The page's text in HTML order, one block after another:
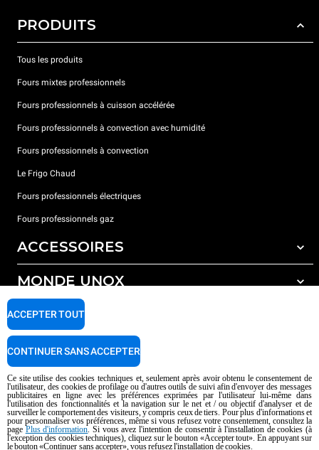
PRODUITS
Tous les produits
Fours mixtes professionnels
Fours professionnels à cuisson accélérée
Fours professionnels à convection avec humidité
Fours professionnels à convection
Le Frigo Chaud
Fours professionnels électriques
Fours professionnels gaz
ACCESSOIRES
Tous les accessoires
Détergents pour lavage automatique
Détergents pour lavage manuel
Traitement de l'eau avec filtres à résine
MONDE UNOX
Nos bureaux dans le monde
SUPPORT
Garantie Unox
Trouver les Centres SAV
Droits d'auteurt 2026 UNOX SpA Tous droits réservés. Reg.Papova n °
04230750285 - REA Padova 372835 - Cap. 5.000.000 € iv - P.IVA / CF
04230750285 - IT WEEE Reg. No. IT08020000000377
AI Content Disclaimer Privacy policy Cookie policy
Ce site utilise des cookies techniques et, seulement après avoir obtenu le consentement de
l'utilisateur, des cookies de profilage ou d'autres outils de suivi afin d'envoyer des messages
publicitaires en ligne avec les préférences exprimées par l'utilisateur lui-même dans
l'utilisation des fonctionnalités et la navigation sur le net et / ou objectif d'analyser et de
surveiller le comportement des visiteurs, y compris ceux de tiers. Pour plus d'informations et
pour personnaliser vos préférences, même si vous refusez votre consentement, consultez la
page Plus d'information. Si vous avez l'intention de consentir à l'installation de cookies (à
l'exception des cookies techniques), cliquez sur le bouton «Accepter tout». En appuyant sur
le bouton «Continuer sans accepter», vous refusez l'installation de cookies.
ACCEPTER TOUT
CONTINUER SANS ACCEPTER